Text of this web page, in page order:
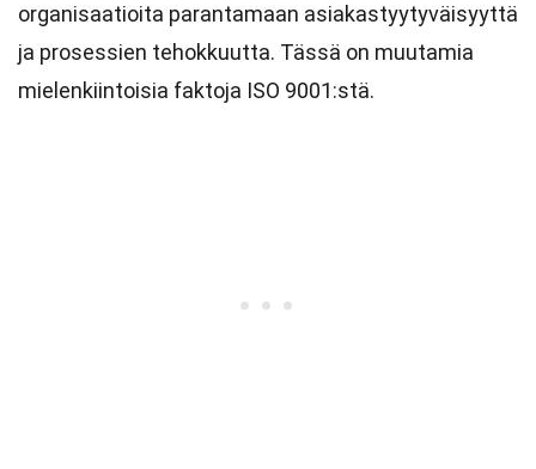
organisaatioita parantamaan asiakastyytyväisyyttä
ja prosessien tehokkuutta. Tässä on muutamia
mielenkiintoisia faktoja ISO 9001:stä.